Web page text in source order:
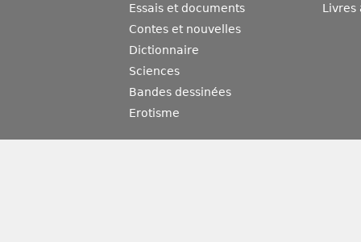
Essais et documents
Contes et nouvelles
Dictionnaire
Sciences
Bandes dessinées
Erotisme
Livres